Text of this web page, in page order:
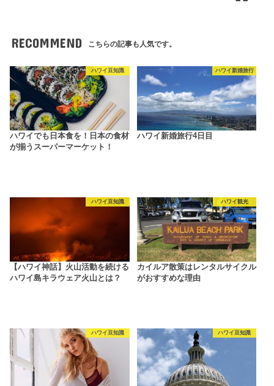
RECOMMEND こちらの記事も人気です。
ハワイ豆知識
ハワイでも日本食を！日本の食材
が揃うスーパーマーケット！
ハワイ新婚旅行
ハワイ新婚旅行4日目
ハワイ豆知識
【ハワイ神話】火山活動を続ける
ハワイ島キラウェア火山とは？
ハワイ観光
カイルア散策はレンタルサイクル
がおすすめな理由
ハワイ豆知識 ハワイ豆知識